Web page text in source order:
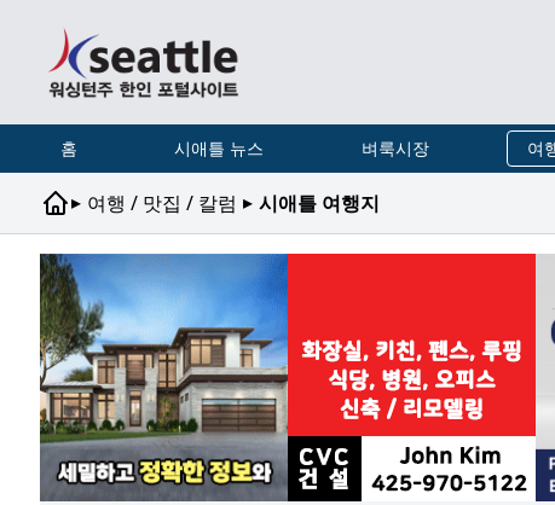
홈 시애틀 뉴스 벼룩시장 여
▸ 여행 / 맛집 / 칼럼 ▸ 시애틀 여행지